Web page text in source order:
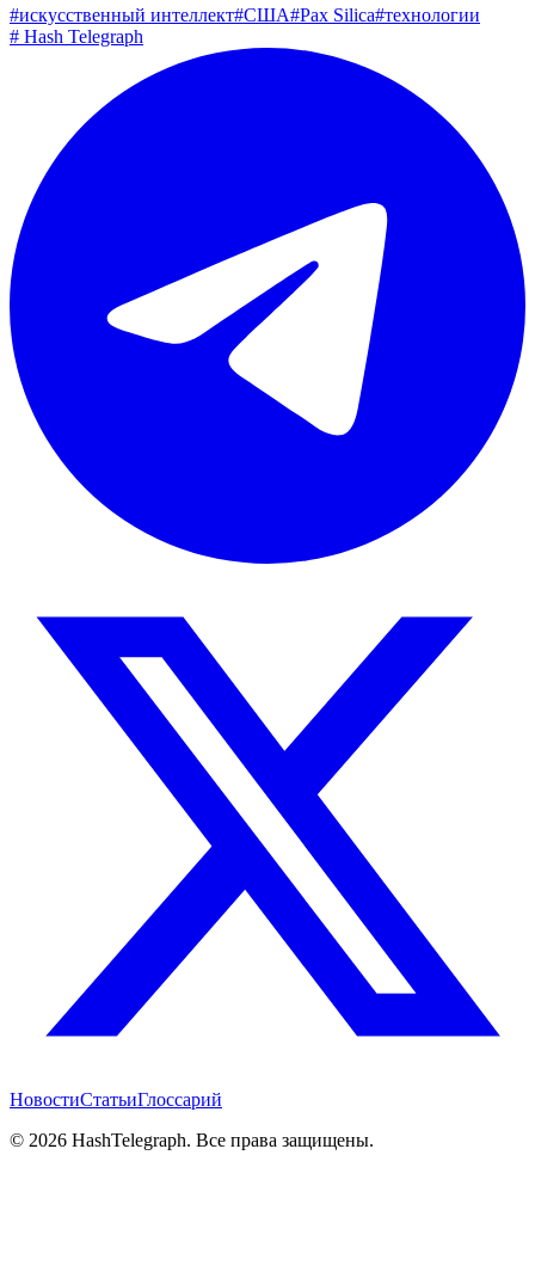
#искусственный интеллект#США#Pax Silica#технологии
# Hash Telegraph
НовостиСтатьиГлоссарий
© 2026 HashTelegraph. Все права защищены.